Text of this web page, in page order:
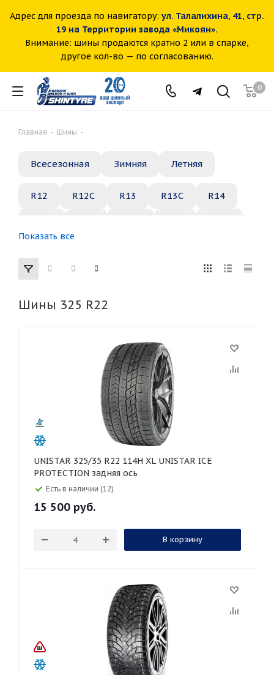
Адрес для проезда по навигатору: ул. Талалихина, 41, стр.
19 на Территории завода «Микоян».
Внимание: шины продаются кратно 2 или в спарке,
другое кол-во — по согласованию.
0
Главная - Шины -
Всесезонная Зимняя Летняя
R12 R12C R13 R13C R14
R22
155 165
285 295
40 45 45
55 65 70
Показать все
Шины 325 R22
UNISTAR 325/35 R22 114H XL UNISTAR ICE
PROTECTION задняя ось
Есть в наличии (12)
15 500 руб.
В корзину